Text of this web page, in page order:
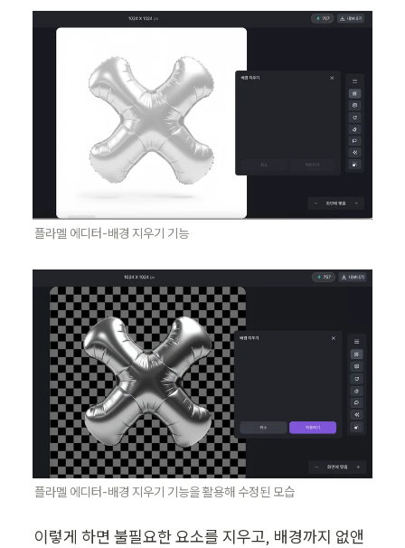
플라멜 에디터-배경 지우기 기능
플라멜 에디터-배경 지우기 기능을 활용해 수정된 모습
이렇게 하면 불필요한 요소를 지우고, 배경까지 없앤